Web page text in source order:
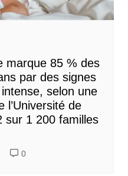
marque 85 % des
par des signes
selon une
l’Université de
sur 1 200 familles
0